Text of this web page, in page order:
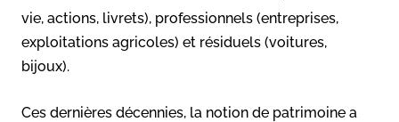
vie, actions, livrets), professionnels (entreprises,
exploitations agricoles) et résiduels (voitures,
bijoux).
Ces dernières décennies, la notion de patrimoine a